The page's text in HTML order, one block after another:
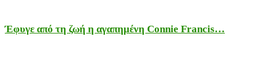
Έφυγε από τη ζωή η αγαπημένη Connie Francis…